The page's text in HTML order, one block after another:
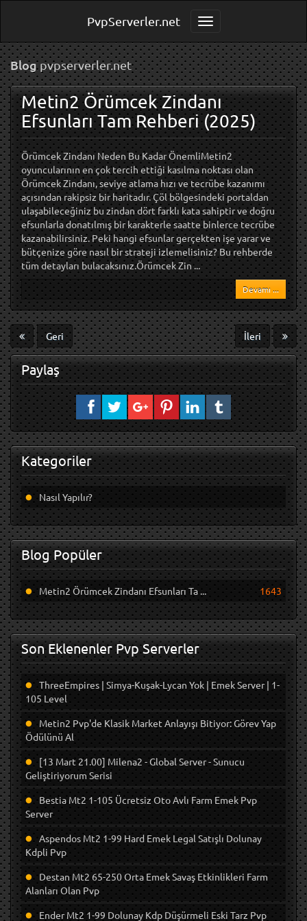
Toggle navigation
PvpServerler.net
Blogpvpserverler.net
Metin2 Örümcek Zindanı
Efsunları Tam Rehberi (2025)
Örümcek Zindanı Neden Bu Kadar ÖnemliMetin2
oyuncularının en çok tercih ettiği kasılma noktası olan
Örümcek Zindanı, seviye atlama hızı ve tecrübe kazanımı
açısından rakipsiz bir haritadır. Çöl bölgesindeki portaldan
ulaşabileceğiniz bu zindan dört farklı kata sahiptir ve doğru
efsunlarla donatılmış bir karakterle saatte binlerce tecrübe
kazanabilirsiniz. Peki hangi efsunlar gerçekten işe yarar ve
bütçenize göre nasıl bir strateji izlemelisiniz? Bu rehberde
tüm detayları bulacaksınız.Örümcek Zin ...
Devamı ...
Geri İleri
Paylaş
Kategoriler
Nasıl Yapılır?
Blog Popüler
Metin2 Örümcek Zindanı Efsunları Ta ... 1643
Son Eklenenler Pvp Serverler
ThreeEmpires | Simya-Kuşak-Lycan Yok | Emek Server | 1-
105 Level
Metin2 Pvp'de Klasik Market Anlayışı Bitiyor: Görev Yap
Ödülünü Al
[13 Mart 21.00] Milena2 - Global Server - Sunucu
Geliştiriyorum Serisi
Bestia Mt2 1-105 Ücretsiz Oto Avlı Farm Emek Pvp
Server
Aspendos Mt2 1-99 Hard Emek Legal Satışlı Dolunay
Kdpli Pvp
Destan Mt2 65-250 Orta Emek Savaş Etkinlikleri Farm
Alanları Olan Pvp
Ender Mt2 1-99 Dolunay Kdp Düşürmeli Eski Tarz Pvp